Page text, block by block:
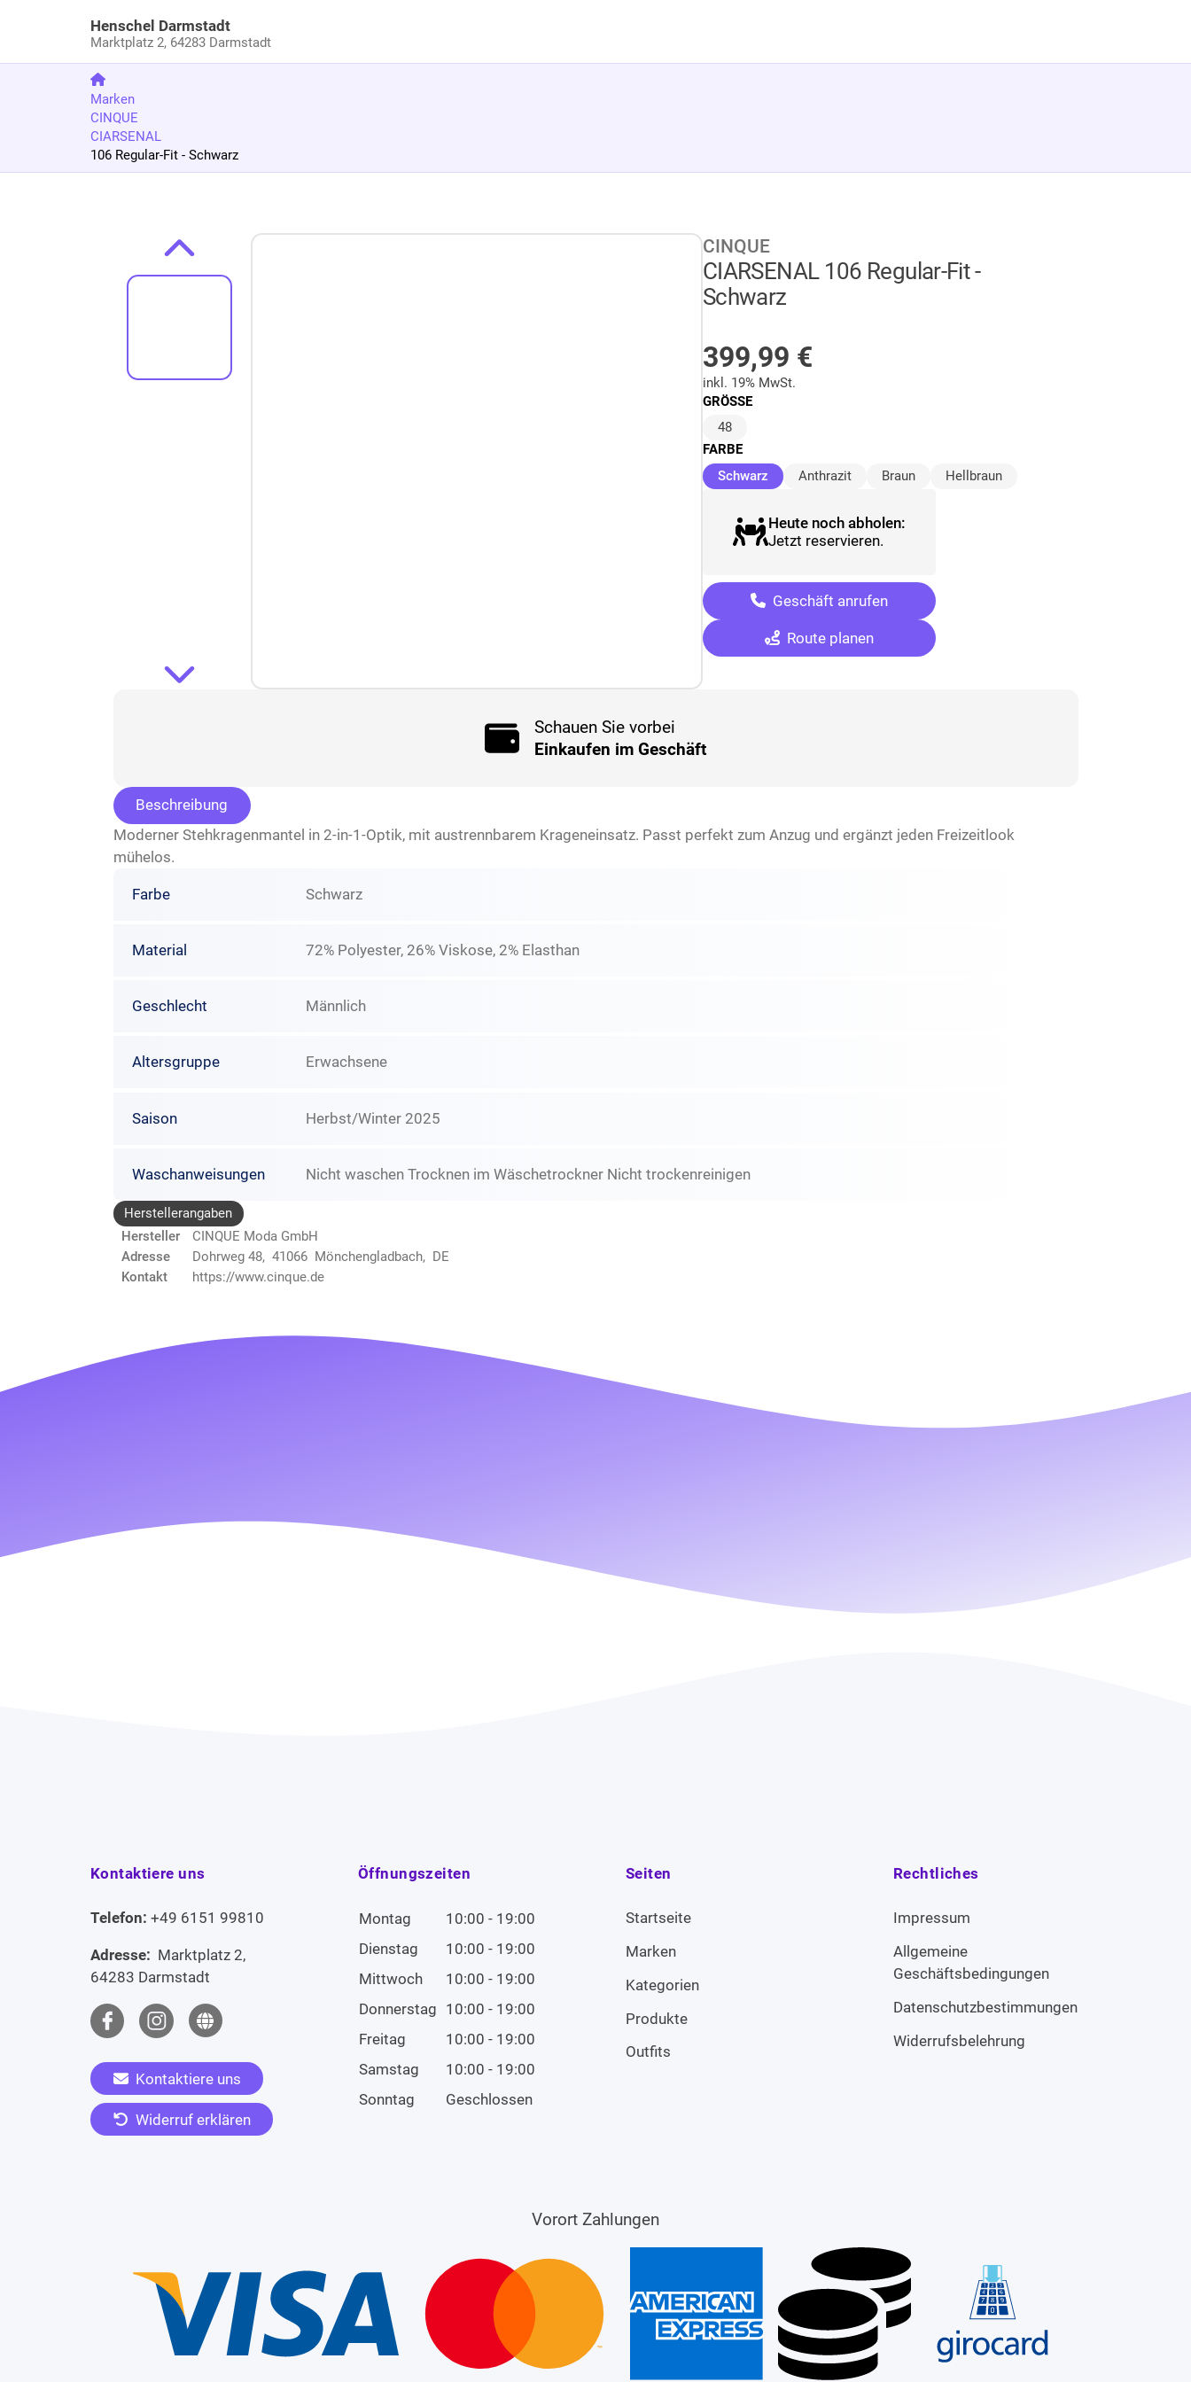
Henschel Darmstadt
Marktplatz 2, 64283 Darmstadt
Marken
CINQUE
CIARSENAL
106 Regular-Fit - Schwarz
Zur Produktbeschreibung springen CINQUE
CIARSENAL 106 Regular-Fit -
Schwarz
399,99 €
inkl. 19% MwSt.
GRÖSSE
48
FARBE
Schwarz (ausgewählt)
Anthrazit Braun Hellbraun
Heute noch abholen:
Jetzt reservieren.
Geschäft anrufen
Route planen
Schauen Sie vorbei
Einkaufen im Geschäft
Beschreibung
Moderner Stehkragenmantel in 2-in-1-Optik, mit austrennbarem Krageneinsatz. Passt perfekt zum Anzug und ergänzt jeden Freizeitlook
mühelos.
Farbe Schwarz
Material 72% Polyester, 26% Viskose, 2% Elasthan
Geschlecht Männlich
Altersgruppe Erwachsene
Saison Herbst/Winter 2025
Waschanweisungen Nicht waschen Trocknen im Wäschetrockner Nicht trockenreinigen
Herstellerangaben
Hersteller
CINQUE Moda GmbH
Adresse
Dohrweg 48, 41066 Mönchengladbach, DE
Kontakt
https://www.cinque.de
Kontaktiere uns
Telefon: +49 6151 99810
Adresse: Marktplatz 2,
64283 Darmstadt
Kontaktiere uns
Widerruf erklären
Öffnungszeiten
Montag
10:00 - 19:00
Dienstag
10:00 - 19:00
Mittwoch
10:00 - 19:00
Donnerstag 10:00 - 19:00
Freitag
10:00 - 19:00
Samstag
10:00 - 19:00
Sonntag
Geschlossen
Seiten
Startseite
Marken
Kategorien
Produkte
Outfits
Rechtliches
Impressum
Allgemeine
Geschäftsbedingungen
Datenschutzbestimmungen
Widerrufsbelehrung
Vorort Zahlungen